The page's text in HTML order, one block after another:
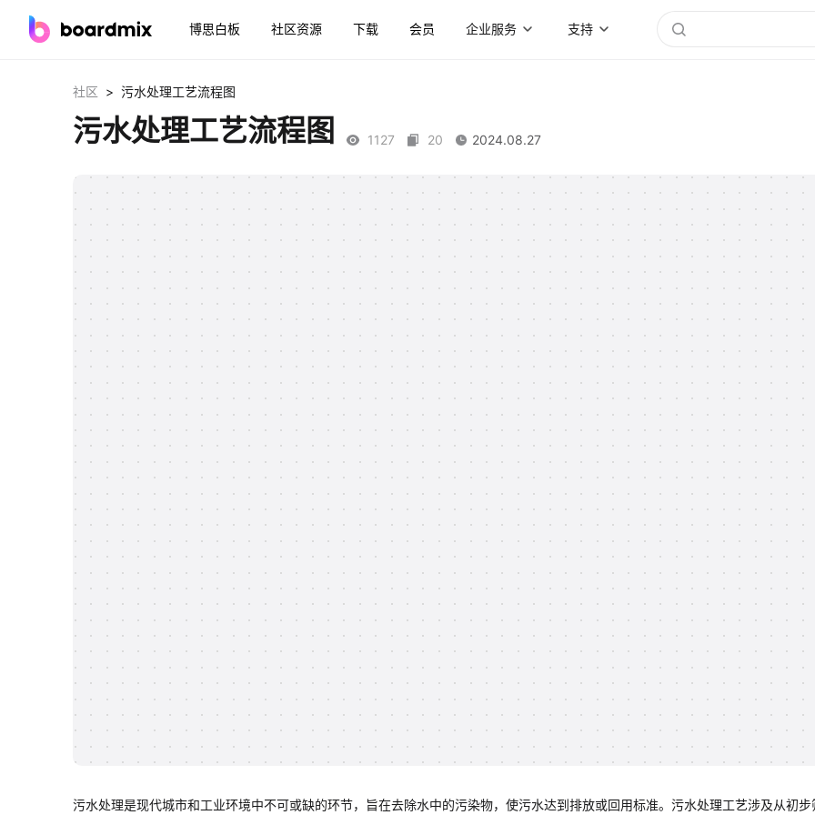
博思白板 社区资源 下载 会员 企业服务 支持
社区 > 污水处理工艺流程图
污水处理工艺流程图 1127 20 2024.08.27
污水处理是现代城市和工业环境中不可或缺的环节，旨在去除水中的污染物，使污水达到排放或回用标准。污水处理工艺涉及从初步